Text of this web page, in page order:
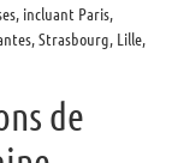
incluant Paris,
Strasbourg, Lille,
de